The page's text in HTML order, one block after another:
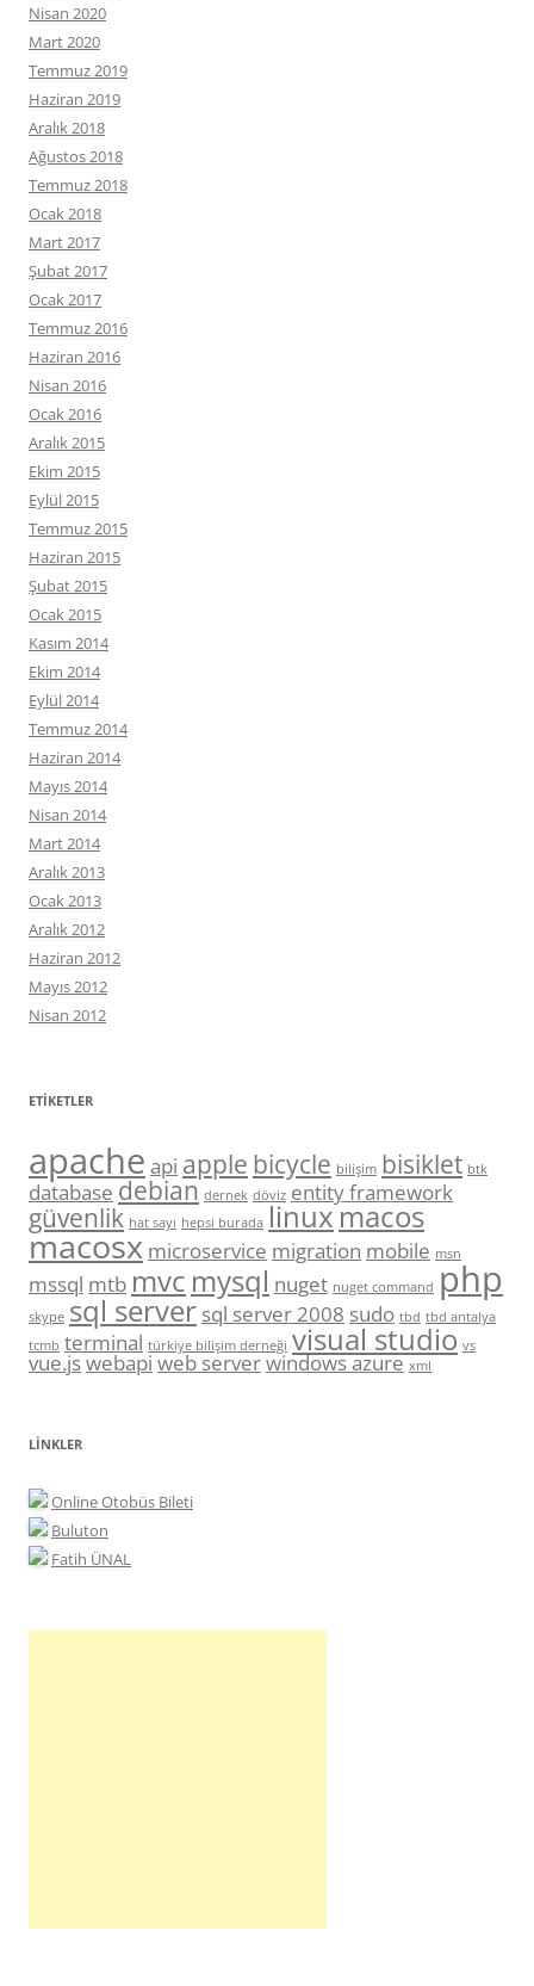
Nisan 2020
Mart 2020
Temmuz 2019
Haziran 2019
Aralık 2018
Ağustos 2018
Temmuz 2018
Ocak 2018
Mart 2017
Şubat 2017
Ocak 2017
Temmuz 2016
Haziran 2016
Nisan 2016
Ocak 2016
Aralık 2015
Ekim 2015
Eylül 2015
Temmuz 2015
Haziran 2015
Şubat 2015
Ocak 2015
Kasım 2014
Ekim 2014
Eylül 2014
Temmuz 2014
Haziran 2014
Mayıs 2014
Nisan 2014
Mart 2014
Aralık 2013
Ocak 2013
Aralık 2012
Haziran 2012
Mayıs 2012
Nisan 2012
ETIKETLER
apache api apple bicycle bilişim bisiklet btk
database debian dernek döviz entity framework
güvenlik hat sayı hepsi burada linuxmacos
macosx microservice migration mobile msn
mssql mtb mvc mysql nuget nuget command php
skype sql server sql server 2008 sudo tbd tbd antalya
tcmb terminal türkiye bilişim derneği visual studio vs
vue.jswebapiweb serverwindows azure xml
LINKLER
Online Otobüs Bileti
Buluton
Fatih ÜNAL